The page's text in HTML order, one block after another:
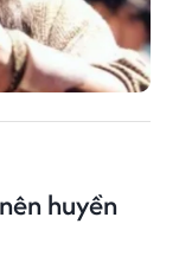
huyền